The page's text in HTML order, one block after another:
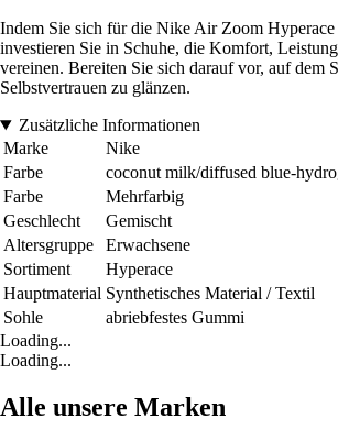
Indem Sie sich für die Nike Air Zoom Hyperace
investieren Sie in Schuhe, die Komfort,
vereinen. Bereiten Sie sich darauf vor, auf dem
Selbstvertrauen zu glänzen.
Zusätzliche Informationen
Marke
Nike
Farbe
coconut milk/diffused blue-
Farbe
Mehrfarbig
Geschlecht
Gemischt
Altersgruppe
Erwachsene
Sortiment
Hyperace
Hauptmaterial Synthetisches Material / Textil
Sohle
abriebfestes Gummi
Loading...
Loading...
Alle unsere Marken